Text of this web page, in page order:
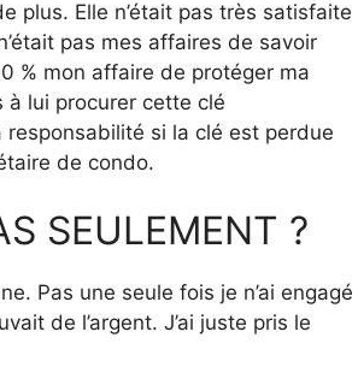
plus. Elle n’était pas très satisfaite
pas mes affaires de savoir
% mon affaire de protéger ma
à lui procurer cette clé
responsabilité si la clé est perdue
de condo.
SEULEMENT ?
Pas une seule fois je n’ai engagé
de l’argent. J’ai juste pris le